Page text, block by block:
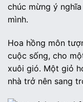
chúc mừng ý
mình.
Hoa hồng môn
cuộc sống, cho
xuôi gió. Một giỏ
nhà trở nên sang